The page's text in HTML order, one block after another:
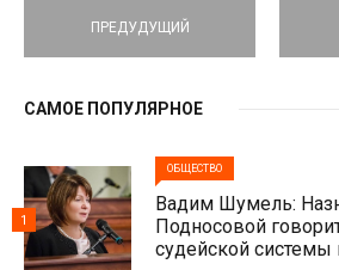
ПРЕДУДУЩИЙ
САМОЕ ПОПУЛЯРНОЕ
ОБЩЕСТВО
Вадим Шумель:
Подносовой
судейской системы
1